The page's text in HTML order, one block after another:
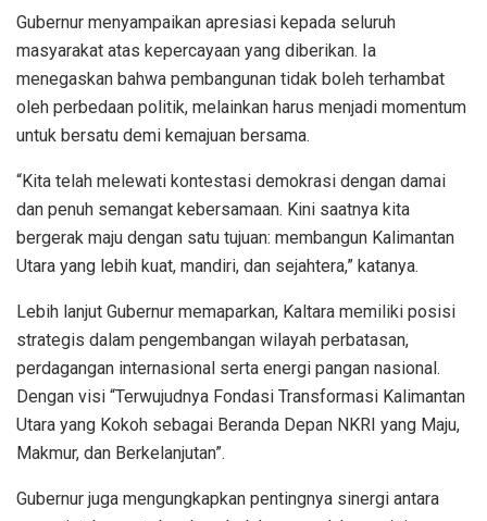
Gubernur menyampaikan apresiasi kepada seluruh
masyarakat atas kepercayaan yang diberikan. Ia
menegaskan bahwa pembangunan tidak boleh terhambat
oleh perbedaan politik, melainkan harus menjadi momentum
untuk bersatu demi kemajuan bersama.
“Kita telah melewati kontestasi demokrasi dengan damai
dan penuh semangat kebersamaan. Kini saatnya kita
bergerak maju dengan satu tujuan: membangun Kalimantan
Utara yang lebih kuat, mandiri, dan sejahtera,” katanya.
Lebih lanjut Gubernur memaparkan, Kaltara memiliki posisi
strategis dalam pengembangan wilayah perbatasan,
perdagangan internasional serta energi pangan nasional.
Dengan visi “Terwujudnya Fondasi Transformasi Kalimantan
Utara yang Kokoh sebagai Beranda Depan NKRI yang Maju,
Makmur, dan Berkelanjutan”.
Gubernur juga mengungkapkan pentingnya sinergi antara